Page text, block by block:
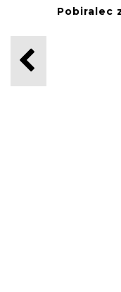
Pobiralec